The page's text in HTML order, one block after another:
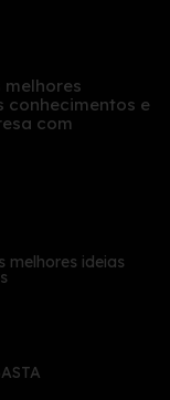
conhecimentos e
com
melhores ideias